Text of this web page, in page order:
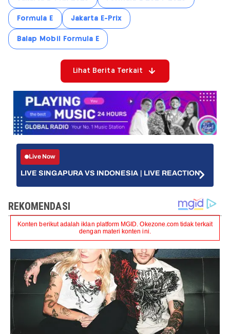
Formula E Jakarta E-Prix
Balap Mobil Formula E
Lihat Berita Terkait
Live Now
LIVE SINGAPURA VS INDONESIA | LIVE REACTION